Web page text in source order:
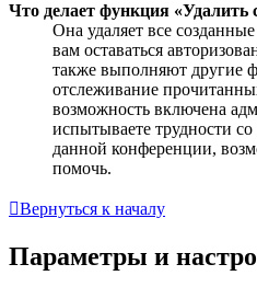
Что делает функция «Удалить
Она удаляет все
вам оставаться
также выполняют другие
отслеживание
возможность включена
испытываете трудности
данной конференции,
помочь.
Вернуться к началу
Параметры и